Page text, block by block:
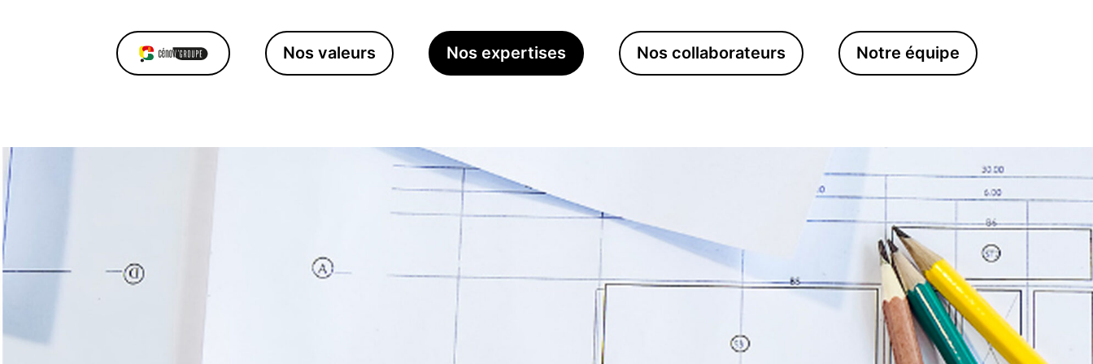
Nos valeurs Nos expertises Nos collaborateurs Notre équipe